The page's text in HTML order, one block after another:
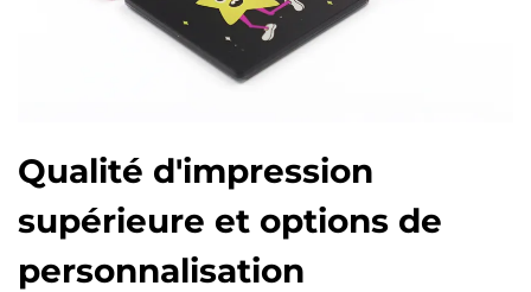
Qualité d'impression
supérieure et options de
personnalisation